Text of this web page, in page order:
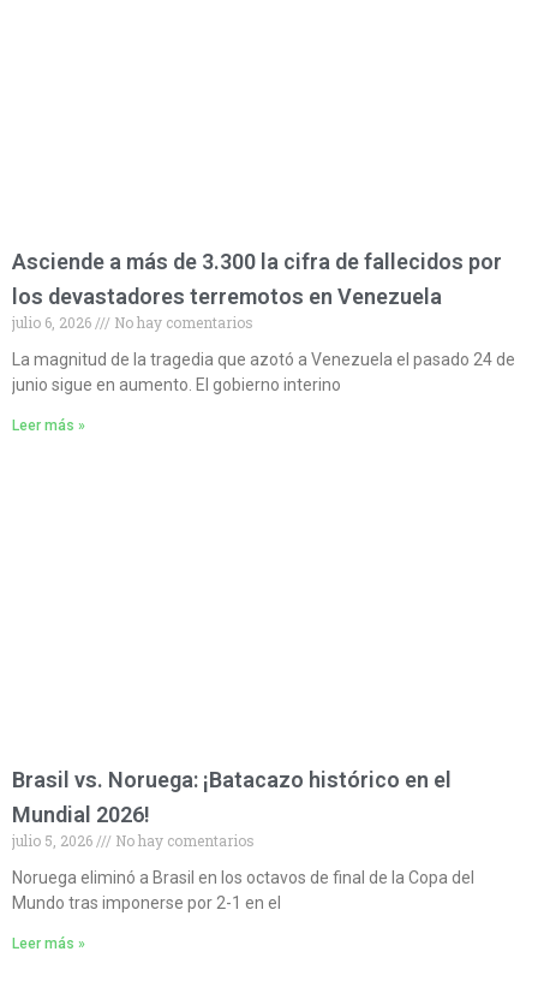
Asciende a más de 3.300 la cifra de fallecidos por
los devastadores terremotos en Venezuela
julio 6, 2026
No hay comentarios
La magnitud de la tragedia que azotó a Venezuela el pasado 24 de
junio sigue en aumento. El gobierno interino
Leer más »
Brasil vs. Noruega: ¡Batacazo histórico en el
Mundial 2026!
julio 5, 2026
No hay comentarios
Noruega eliminó a Brasil en los octavos de final de la Copa del
Mundo tras imponerse por 2-1 en el
Leer más »